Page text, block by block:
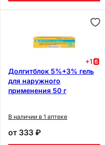
+1
Долгитблок 5%+3% гель
для наружного
применения 50 г
В наличии в 1 аптеке
от 333 ₽